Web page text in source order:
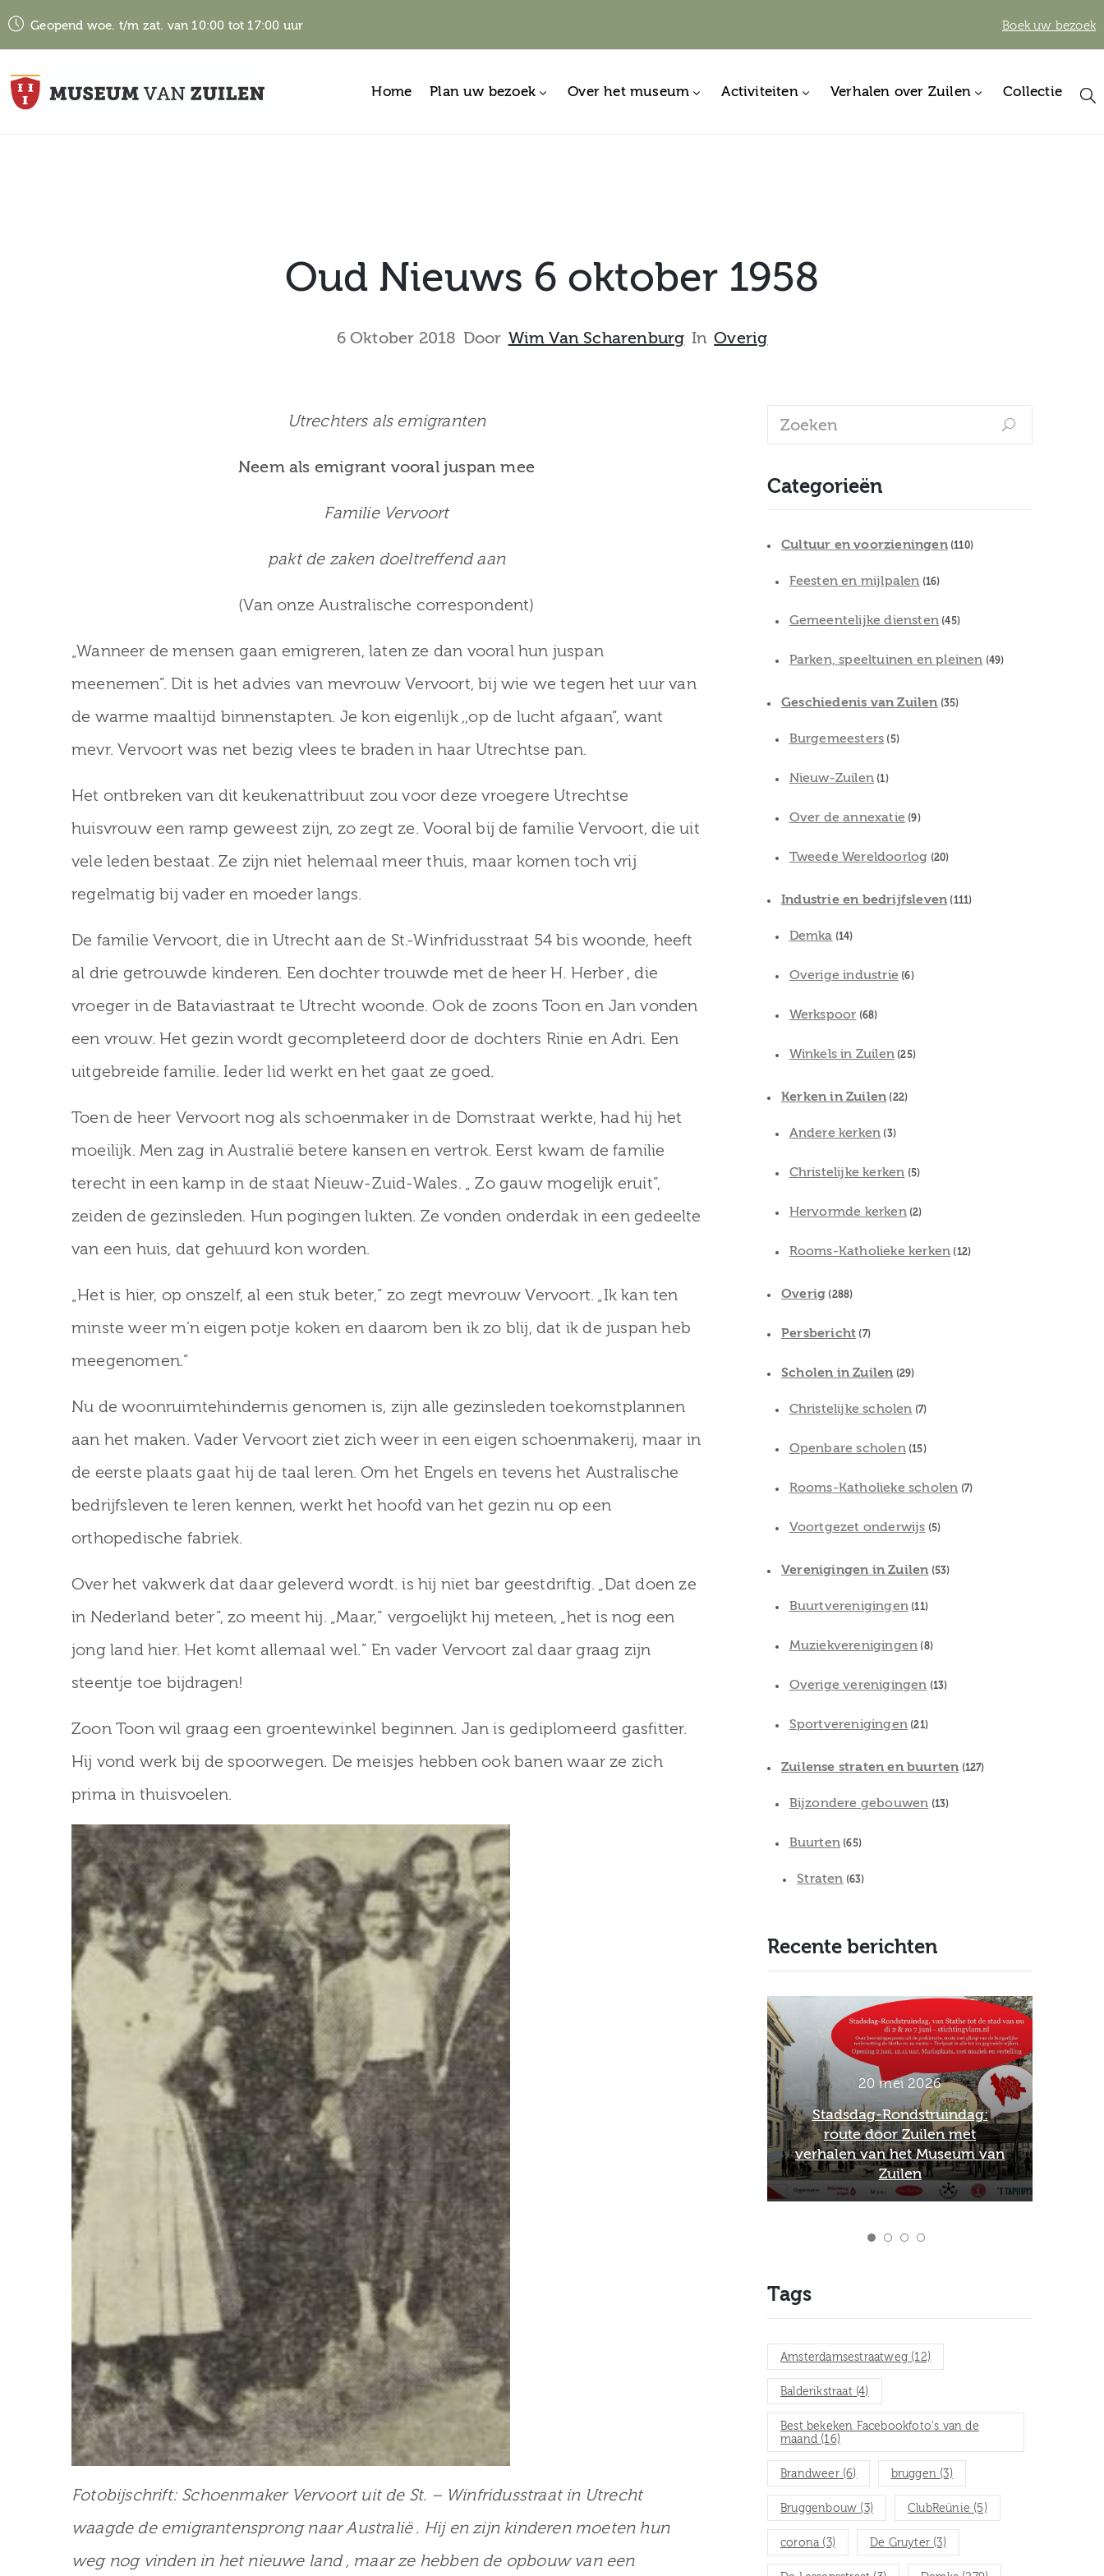
Geopend woe. t/m zat. van 10:00 tot 17:00 uur Boek uw bezoek
Home Plan uw bezoek Over het museum Activiteiten Verhalen over Zuilen Collectie
Oud Nieuws 6 oktober 1958
6 Oktober 2018 Door Wim Van Scharenburg In Overig
Utrechters als emigranten
Neem als emigrant vooral juspan mee
Familie Vervoort
pakt de zaken doeltreffend aan
(Van onze Australische correspondent)
„Wanneer de mensen gaan emigreren, laten ze dan vooral hun juspan
meenemen”. Dit is het advies van mevrouw Vervoort, bij wie we tegen het uur van
de warme maaltijd binnenstapten. Je kon eigenlijk ,,op de lucht afgaan”, want
mevr. Vervoort was net bezig vlees te braden in haar Utrechtse pan.
Het ontbreken van dit keukenattribuut zou voor deze vroegere Utrechtse
huisvrouw een ramp geweest zijn, zo zegt ze. Vooral bij de familie Vervoort, die uit
vele leden bestaat. Ze zijn niet helemaal meer thuis, maar komen toch vrij
regelmatig bij vader en moeder langs.
De familie Vervoort, die in Utrecht aan de St.-Winfridusstraat 54 bis woonde, heeft
al drie getrouwde kinderen. Een dochter trouwde met de heer H. Herber , die
vroeger in de Bataviastraat te Utrecht woonde. Ook de zoons Toon en Jan vonden
een vrouw. Het gezin wordt gecompleteerd door de dochters Rinie en Adri. Een
uitgebreide familie. Ieder lid werkt en het gaat ze goed.
Toen de heer Vervoort nog als schoenmaker in de Domstraat werkte, had hij het
moeilijk. Men zag in Australië betere kansen en vertrok. Eerst kwam de familie
terecht in een kamp in de staat Nieuw-Zuid-Wales. „ Zo gauw mogelijk eruit”,
zeiden de gezinsleden. Hun pogingen lukten. Ze vonden onderdak in een gedeelte
van een huis, dat gehuurd kon worden.
„Het is hier, op onszelf, al een stuk beter,” zo zegt mevrouw Vervoort. „Ik kan ten
minste weer m’n eigen potje koken en daarom ben ik zo blij, dat ik de juspan heb
meegenomen.”
Nu de woonruimtehindernis genomen is, zijn alle gezinsleden toekomstplannen
aan het maken. Vader Vervoort ziet zich weer in een eigen schoenmakerij, maar in
de eerste plaats gaat hij de taal leren. Om het Engels en tevens het Australische
bedrijfsleven te leren kennen, werkt het hoofd van het gezin nu op een
orthopedische fabriek.
Over het vakwerk dat daar geleverd wordt. is hij niet bar geestdriftig. „Dat doen ze
in Nederland beter”, zo meent hij. „Maar,” vergoelijkt hij meteen, „het is nog een
jong land hier. Het komt allemaal wel.” En vader Vervoort zal daar graag zijn
steentje toe bijdragen!
Zoon Toon wil graag een groentewinkel beginnen. Jan is gediplomeerd gasfitter.
Hij vond werk bij de spoorwegen. De meisjes hebben ook banen waar ze zich
prima in thuisvoelen.
Fotobijschrift: Schoenmaker Vervoort uit de St. – Winfridusstraat in Utrecht
waagde de emigrantensprong naar Australië . Hij en zijn kinderen moeten hun
weg nog vinden in het nieuwe land , maar ze hebben de opbouw van een
Categorieën
Cultuur en voorzieningen(110)
Feesten en mijlpalen (16)
Gemeentelijke diensten (45)
Parken, speeltuinen en pleinen (49)
Geschiedenis van Zuilen (35)
Burgemeesters (5)
Nieuw-Zuilen (1)
Over de annexatie (9)
Tweede Wereldoorlog (20)
Industrie en bedrijfsleven (111)
Demka (14)
Overige industrie (6)
Werkspoor (68)
Winkels in Zuilen (25)
Kerken in Zuilen (22)
Andere kerken (3)
Christelijke kerken (5)
Hervormde kerken(2)
Rooms-Katholieke kerken (12)
Overig (288)
Persbericht (7)
Scholen in Zuilen (29)
Christelijke scholen (7)
Openbare scholen(15)
Rooms-Katholieke scholen (7)
Voortgezet onderwijs (5)
Verenigingen in Zuilen (53)
Buurtverenigingen (11)
Muziekverenigingen (8)
Overige verenigingen (13)
Sportverenigingen (21)
Zuilense straten en buurten (127)
Bijzondere gebouwen (13)
Buurten (65)
Straten (63)
Recente berichten
12 februari 2026
26 februari 2026 Herdenking
Februaristaking bij Museum
van Zuilen
20 mei 2026
Stadsdag-Rondstruindag:
route door Zuilen met
verhalen van het Museum van
Zuilen
Tags
Amsterdamsestraatweg (12)
Balderikstraat(4)
Best bekeken Facebookfoto's van de
maand (16)
Brandweer(6) bruggen (3)
Bruggenbouw (3) ClubReünie (5)
corona (3) De Gruyter (3)